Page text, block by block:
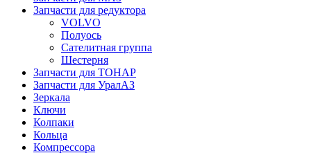
Запчасти для редуктора
VOLVO
Полуось
Сателитная группа
Шестерня
Запчасти для ТОНАР
Запчасти для УралАЗ
Зеркала
Ключи
Колпаки
Кольца
Компрессора